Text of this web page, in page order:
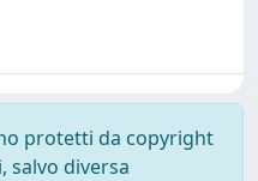
protetti da copyright
salvo diversa